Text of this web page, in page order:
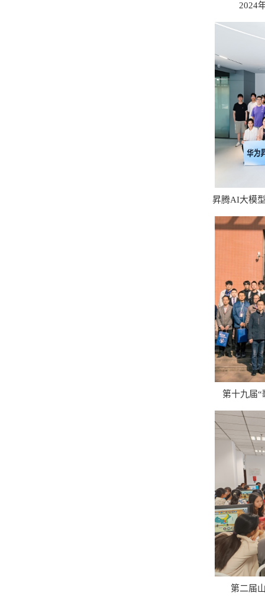
2024
昇腾AI大模
第十九届
第二届